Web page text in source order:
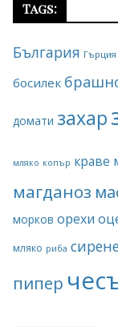
Tags:
България Гърция
босилек
домати захар
мляко копър краве
магданоз
морков орехи
мляко риба
пипер